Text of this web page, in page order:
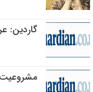
گاردین:
مشروعیت